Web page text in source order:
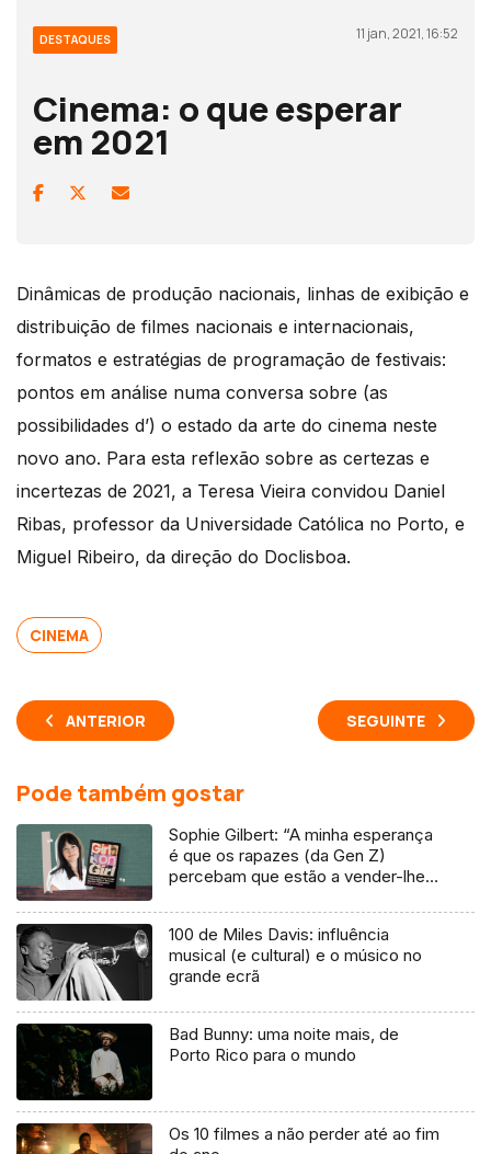
DESTAQUES 11 jan, 2021, 16:52
Cinema: o que esperar
em 2021
Dinâmicas de produção nacionais, linhas de exibição e
distribuição de filmes nacionais e internacionais,
formatos e estratégias de programação de festivais:
pontos em análise numa conversa sobre (as
possibilidades d’) o estado da arte do cinema neste
novo ano. Para esta reflexão sobre as certezas e
incertezas de 2021, a Teresa Vieira convidou Daniel
Ribas, professor da Universidade Católica no Porto, e
Miguel Ribeiro, da direção do Doclisboa.
CINEMA
ANTERIOR SEGUINTE
Pode também gostar
Sophie Gilbert: “A minha esperança
é que os rapazes (da Gen Z)
percebam que estão a vender-lhes
100 de Miles Davis: influência
musical (e cultural) e o músico no
grande ecrã
Bad Bunny: uma noite mais, de
Porto Rico para o mundo
Os 10 filmes a não perder até ao fim